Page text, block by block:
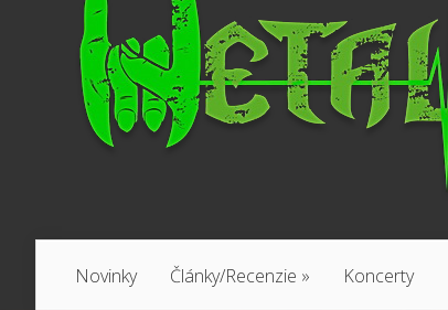
Novinky Články/Recenzie » Koncerty